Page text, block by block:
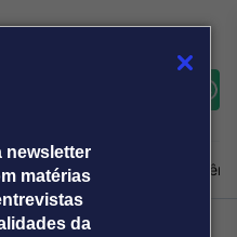
newsletter
matérias
da
BlogWeekend